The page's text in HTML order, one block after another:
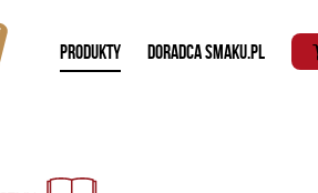
PRODUKTY DORADCA SMAKU.PL